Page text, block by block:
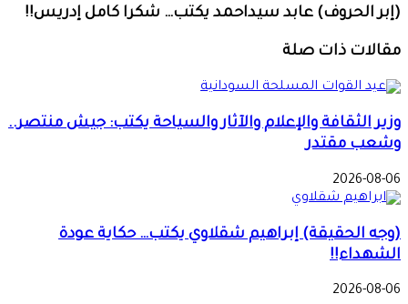
(إبر الحروف) عابد سيداحمد يكتب… شكرا كامل إدريس!!
مقالات ذات صلة
وزير الثقافة والإعلام والآثار والسياحة يكتب: جيش منتصر..
وشعب مقتدر
2026-08-06
(وجه الحقيقة) إبراهيم شقلاوي يكتب… حكاية عودة
الشهداء!!
2026-08-06